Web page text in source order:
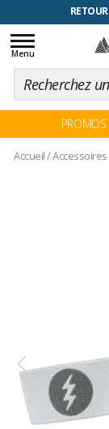
Toggle
navigation
Menu
PROMOS
Accueil/Accessoires